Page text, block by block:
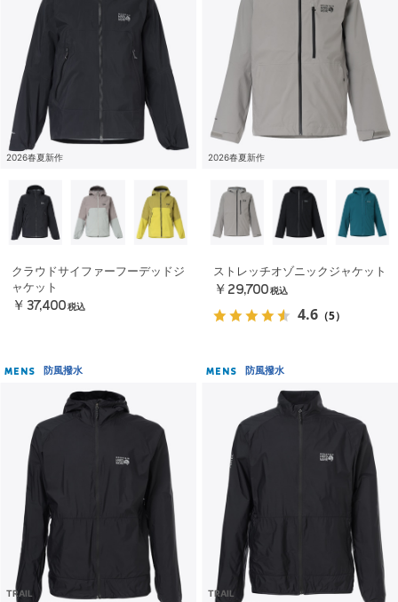
2026春夏新作
クラウドサイファーフーデッドジ
ャケット
￥37,400 税込
2026春夏新作
ストレッチオゾニックジャケット
￥29,700 税込
4.6 （5）
MENS 防風撥水
TRAIL
MENS 防風撥水
TRAIL